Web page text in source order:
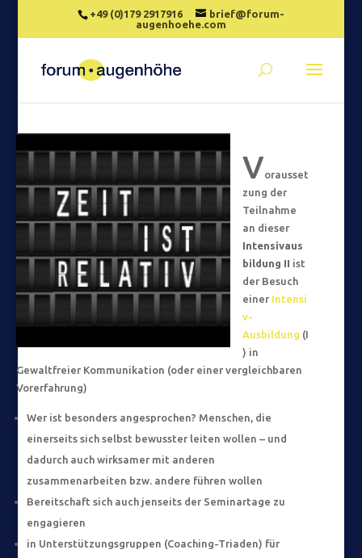
+49 (0)179 2917916
brief@forum-
augenhoehe.com
Vorausset
zung der
Teilnahme
an dieser
Intensivaus
bildung II ist
der Besuch
einer Intensi
v-
Ausbildung (I
) in
Gewaltfreier Kommunikation (oder einer vergleichbaren
Vorerfahrung)
Wer ist besonders angesprochen? Menschen, die
einerseits sich selbst bewusster leiten wollen – und
dadurch auch wirksamer mit anderen
zusammenarbeiten bzw. andere führen wollen
Bereitschaft sich auch jenseits der Seminartage zu
engagieren
in Unterstützungsgruppen (Coaching-Triaden) für